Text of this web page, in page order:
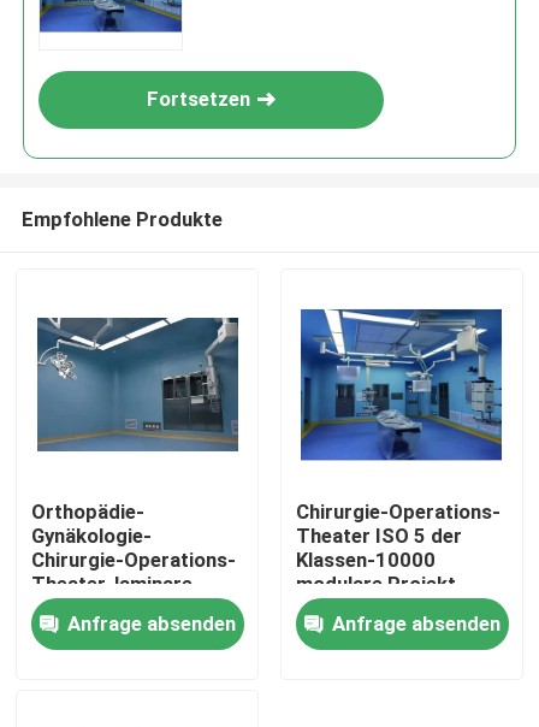
Haus
Produkte
Fortsetzen
Empfohlene Produkte
Orthopädie-
Gynäkologie-
Chirurgie-Operations-
Theater-laminare
Strömungs-Klasse
100 - 1000
Anfrage absenden
Chirurgie-Operations-
Theater ISO 5 der
Klassen-10000
modulare Projekt-
Bau-Reinigung
Anfrage absenden